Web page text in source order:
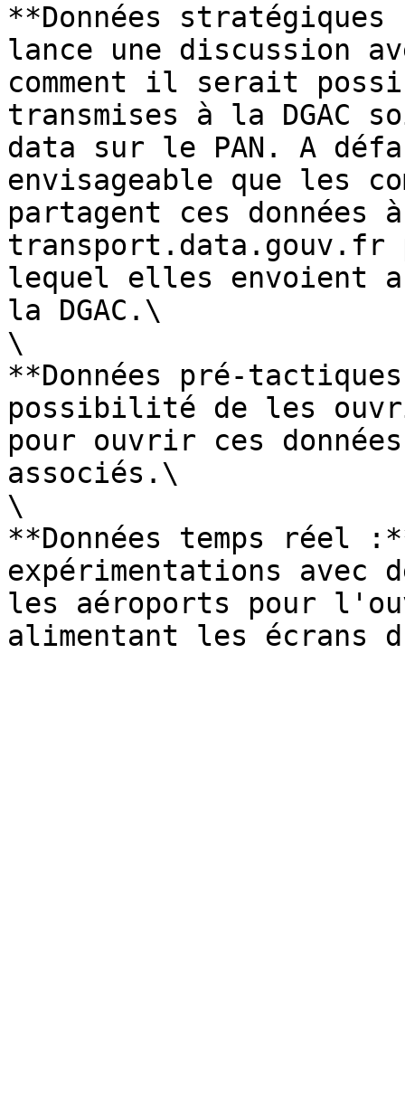
**Données
lance une discussion
comment il serait
transmises à la DGAC
data sur le PAN. A
envisageable que les
partagent ces données
transport.data.gouv.fr
lequel elles envoient
la DGAC.\
\
**Données pré-
possibilité de les
pour ouvrir ces
associés.\
\
**Données temps réel
expérimentations avec
les aéroports pour